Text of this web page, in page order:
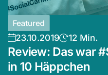
Featured
23.10.2019 12 Min.
Review: Das war
in 10 Häppchen